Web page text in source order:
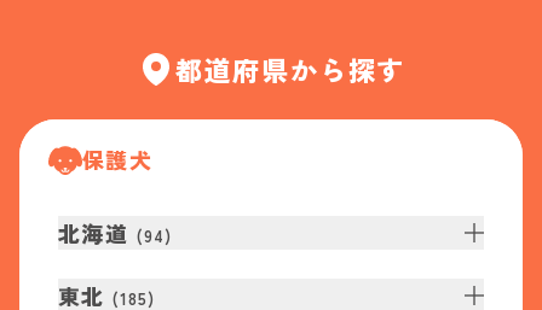
都道府県から探す
保護犬
北海道 (94)
東北 (185)